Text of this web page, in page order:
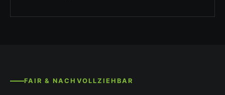
FAIR & NACHVOLLZIEHBAR